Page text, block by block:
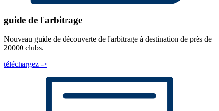
guide de l'arbitrage
Nouveau guide de découverte de l'arbitrage à destination de près de
20000 clubs.
téléchargez ->